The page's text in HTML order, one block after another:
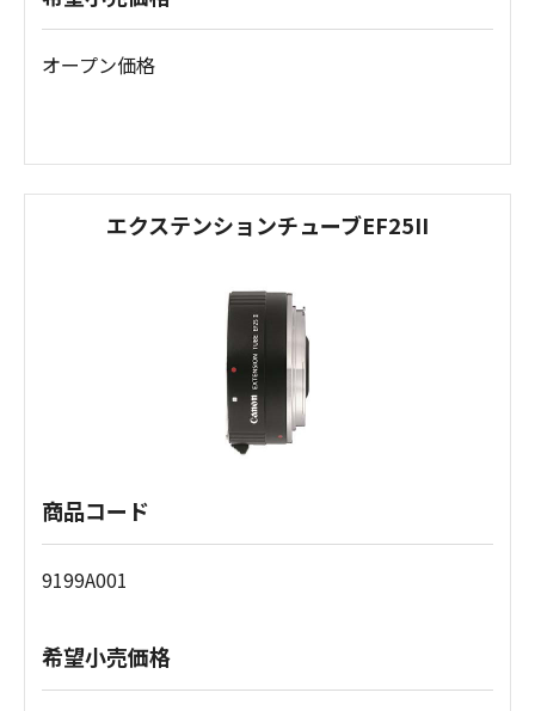
オープン価格
エクステンションチューブEF25II
商品コード
9199A001
希望小売価格